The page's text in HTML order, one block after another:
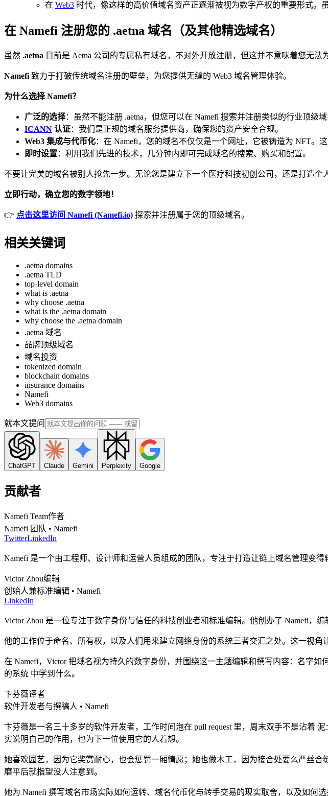
在 Web3 时代，像这样的高价值域名资产正逐渐被视为数字产权的重要形式。
在 Namefi 注册您的 .aetna 域名（及其他精选域名）
虽然 .aetna 目前是 Aetna 公司的专属私有域名，不对外开放注册，但这并不意味着您无法
Namefi 致力于打破传统域名注册的壁垒，为您提供无缝的 Web3 域名管理体验。
为什么选择 Namefi？
广泛的选择：虽然不能注册 .aetna，但您可以在 Namefi 搜索并注册类似的行业顶级
ICANN 认证：我们是正规的域名服务提供商，确保您的资产安全合规。
Web3 集成与代币化：在 Namefi，您的域名不仅仅是一个网址，它被铸造为 NFT。
即时设置：利用我们先进的技术，几分钟内即可完成域名的搜索、购买和配置。
不要让完美的域名被别人抢先一步。无论您是建立下一个医疗科技初创公司，还是打造个
立即行动，确立您的数字领地！
👉 点击这里访问 Namefi (Namefi.io) 探索并注册属于您的顶级域名。
相关关键词
.aetna domains
.aetna TLD
top-level domain
what is .aetna
why choose .aetna
what is the .aetna domain
why choose the .aetna domain
.aetna 域名
品牌顶级域名
域名投资
tokenized domain
blockchain domains
insurance domains
Namefi
Web3 domains
就本文提问
ChatGPT Claude Gemini Perplexity Google
贡献者
Namefi Team作者
Namefi 团队 • Namefi
TwitterLinkedIn
Namefi 是一个由工程师、设计师和运营人员组成的团队，专注于打造让链上域名管理变得
Victor Zhou编辑
创始人兼标准编辑 • Namefi
LinkedIn
Victor Zhou 是一位专注于数字身份与信任的科技创业者和标准编辑。他创办了 Namefi，
他的工作位于命名、所有权，以及人们用来建立网络身份的系统三者交汇之处。这一视
在 Namefi，Victor 把域名视为持久的数字身份，并围绕这一主题编辑和撰写内容：名字
的系统 中学到什么。
卞芬薇译者
软件开发者与撰稿人 • Namefi
卞芬薇是一名三十多岁的软件开发者，工作时间泡在 pull request 里，周末双手不是沾着
实说明自己的作用，也为下一位使用它的人着想。
她喜欢园艺，因为它奖赏耐心，也会惩罚一厢情愿；她也做木工，因为接合处要么严丝
磨平后就指望没人注意到。
她为 Namefi 撰写域名市场实际如何运转、域名代币化与转手交易的现实取舍，以及如何